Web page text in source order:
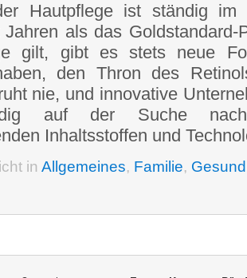
Hautpflege ist ständig im
als das Goldstandard-
gilt, gibt es stets neue
den Thron des
nie, und innovative
auf der Suche
Inhaltsstoffen und
in Allgemeines, Familie,